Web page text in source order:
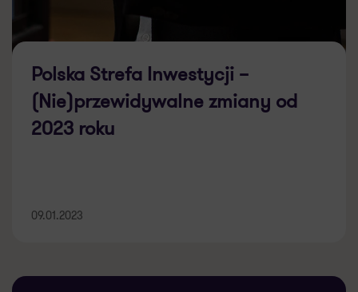
Polska Strefa Inwestycji –
(Nie)przewidywalne zmiany od
2023 roku
09.01.2023